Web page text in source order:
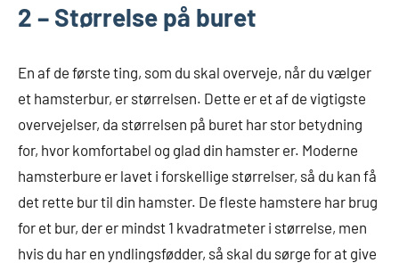
2 – Størrelse på buret
En af de første ting, som du skal overveje, når du vælger
et hamsterbur, er størrelsen. Dette er et af de vigtigste
overvejelser, da størrelsen på buret har stor betydning
for, hvor komfortabel og glad din hamster er. Moderne
hamsterbure er lavet i forskellige størrelser, så du kan få
det rette bur til din hamster. De fleste hamstere har brug
for et bur, der er mindst 1 kvadratmeter i størrelse, men
hvis du har en yndlingsfødder, så skal du sørge for at give